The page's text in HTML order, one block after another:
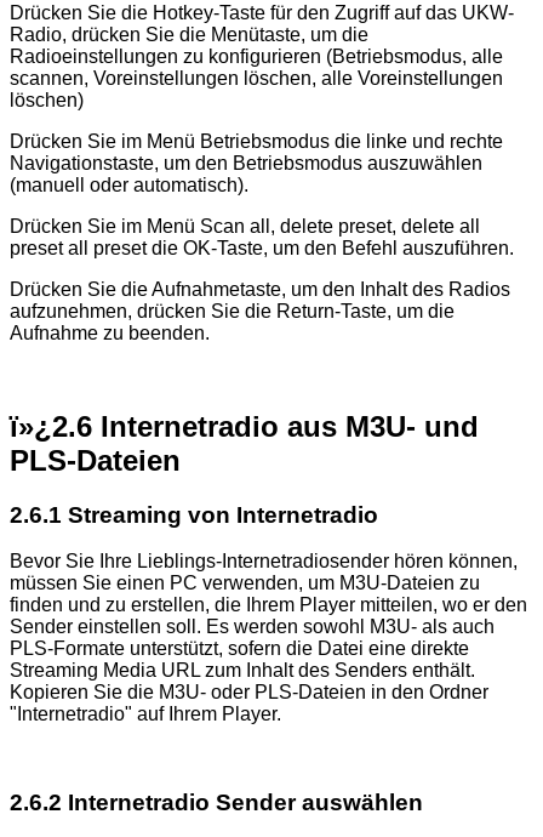
Drücken Sie die Hotkey-Taste für den Zugriff auf das UKW-
Radio, drücken Sie die Menütaste, um die
Radioeinstellungen zu konfigurieren (Betriebsmodus, alle
scannen, Voreinstellungen löschen, alle Voreinstellungen
löschen)
Drücken Sie im Menü Betriebsmodus die linke und rechte
Navigationstaste, um den Betriebsmodus auszuwählen
(manuell oder automatisch).
Drücken Sie im Menü Scan all, delete preset, delete all
preset all preset die OK-Taste, um den Befehl auszuführen.
Drücken Sie die Aufnahmetaste, um den Inhalt des Radios
aufzunehmen, drücken Sie die Return-Taste, um die
Aufnahme zu beenden.
ï»¿2.6 Internetradio aus M3U- und
PLS-Dateien
2.6.1 Streaming von Internetradio
Bevor Sie Ihre Lieblings-Internetradiosender hören können,
müssen Sie einen PC verwenden, um M3U-Dateien zu
finden und zu erstellen, die Ihrem Player mitteilen, wo er den
Sender einstellen soll. Es werden sowohl M3U- als auch
PLS-Formate unterstützt, sofern die Datei eine direkte
Streaming Media URL zum Inhalt des Senders enthält.
Kopieren Sie die M3U- oder PLS-Dateien in den Ordner
"Internetradio" auf Ihrem Player.
2.6.2 Internetradio Sender auswählen